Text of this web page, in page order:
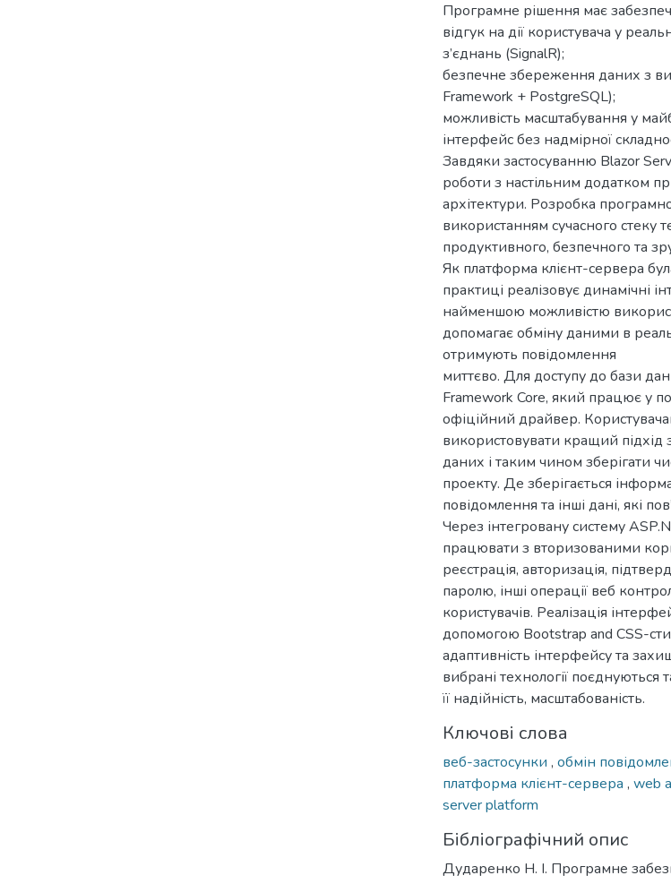
Програмне рішення має
відгук на дії користувача у
з’єднань (SignalR);
безпечне збереження даних з
Framework + PostgreSQL);
можливість масштабування у
інтерфейс без надмірної
Завдяки застосуванню Blazor
роботи з настільним додатком
архітектури. Розробка
використанням сучасного стеку
продуктивного, безпечного та
Як платформа клієнт-сервера
практиці реалізовує динамічні
найменшою можливістю
допомагає обміну даними в
отримують повідомлення
миттєво. Для доступу до бази
Framework Core, який працює у
офіційний драйвер.
використовувати кращий
даних і таким чином зберігати
проекту. Де зберігається
повідомлення та інші дані, які
Через інтегровану систему
працювати з вторизованими
реєстрація, авторизація,
паролю, інші операції веб
користувачів. Реалізація
допомогою Bootstrap and CSS-
адаптивність інтерфейсу та
вибрані технології
її надійність, масштабованість.
Ключові слова
веб-застосунки , обмін
платформа клієнт-сервера , web
server platform
Бібліографічний опис
Дударенко Н. І. Програмне